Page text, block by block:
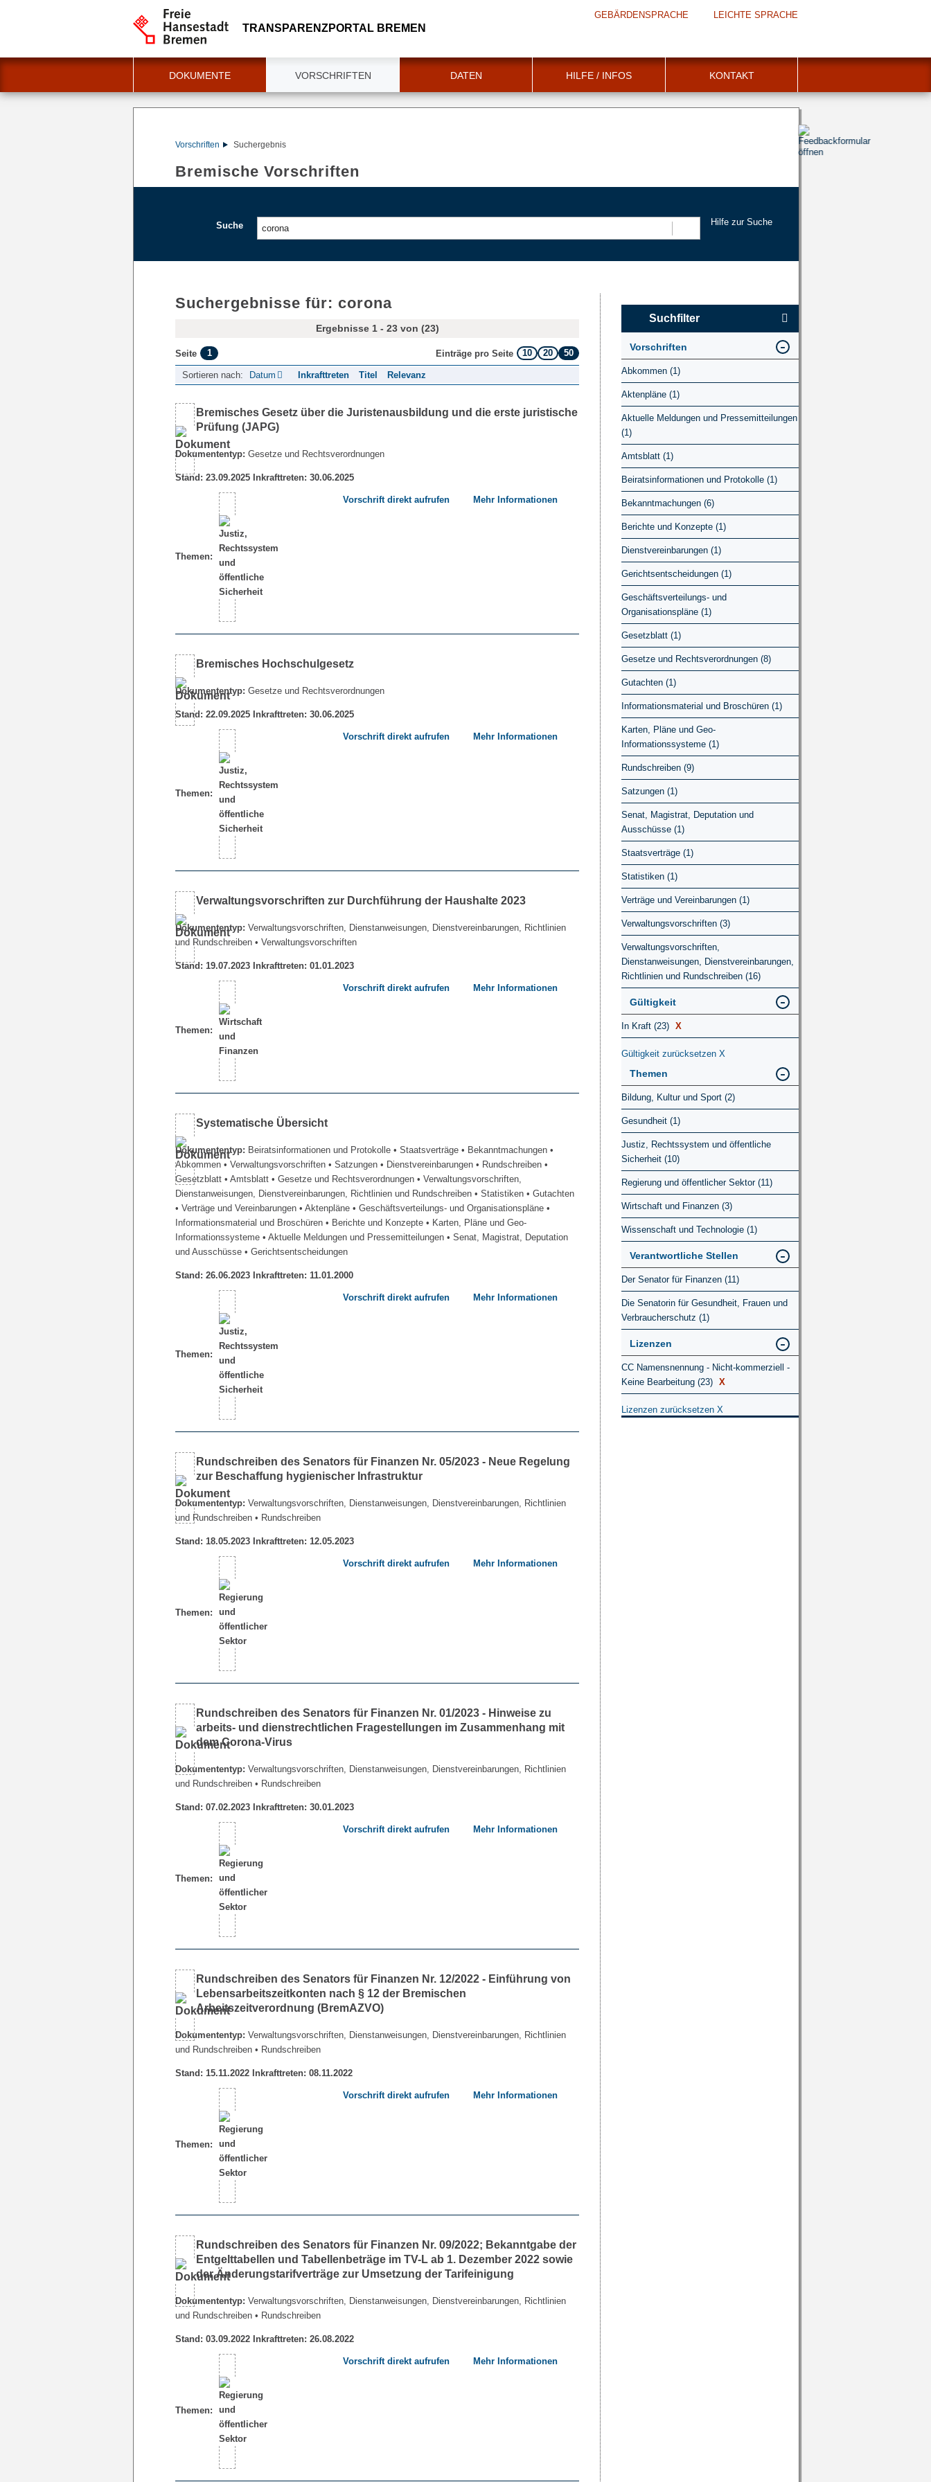
TRANSPARENZPORTAL BREMEN
GEBÄRDENSPRACHE LEICHTE SPRACHE
DOKUMENTE VORSCHRIFTEN DATEN HILFE / INFOS KONTAKT
Vorschriften Suchergebnis
Bremische Vorschriften
Suche
Hilfe zur Suche
Suchergebnisse für: corona
Ergebnisse 1 - 23 von (23)
Seite 1 Einträge pro Seite 10 20 50
Sortieren nach: Datum Inkrafttreten Titel Relevanz
Bremisches Gesetz über die Juristenausbildung und die erste juristische
Prüfung (JAPG)
Dokumententyp: Gesetze und Rechtsverordnungen
Stand: 23.09.2025 Inkrafttreten: 30.06.2025
Themen:
Vorschrift direkt aufrufen Mehr Informationen
Bremisches Hochschulgesetz
Dokumententyp: Gesetze und Rechtsverordnungen
Stand: 22.09.2025 Inkrafttreten: 30.06.2025
Themen:
Vorschrift direkt aufrufen Mehr Informationen
Verwaltungsvorschriften zur Durchführung der Haushalte 2023
Dokumententyp: Verwaltungsvorschriften, Dienstanweisungen, Dienstvereinbarungen, Richtlinien
und Rundschreiben • Verwaltungsvorschriften
Stand: 19.07.2023 Inkrafttreten: 01.01.2023
Themen:
Vorschrift direkt aufrufen Mehr Informationen
Systematische Übersicht
Dokumententyp: Beiratsinformationen und Protokolle • Staatsverträge • Bekanntmachungen •
Abkommen • Verwaltungsvorschriften • Satzungen • Dienstvereinbarungen • Rundschreiben •
Gesetzblatt • Amtsblatt • Gesetze und Rechtsverordnungen • Verwaltungsvorschriften,
Dienstanweisungen, Dienstvereinbarungen, Richtlinien und Rundschreiben • Statistiken • Gutachten
• Verträge und Vereinbarungen • Aktenpläne • Geschäftsverteilungs- und Organisationspläne •
Informationsmaterial und Broschüren • Berichte und Konzepte • Karten, Pläne und Geo-
Informationssysteme • Aktuelle Meldungen und Pressemitteilungen • Senat, Magistrat, Deputation
und Ausschüsse • Gerichtsentscheidungen
Stand: 26.06.2023 Inkrafttreten: 11.01.2000
Themen:
Vorschrift direkt aufrufen Mehr Informationen
Rundschreiben des Senators für Finanzen Nr. 05/2023 - Neue Regelung
zur Beschaffung hygienischer Infrastruktur
Dokumententyp: Verwaltungsvorschriften, Dienstanweisungen, Dienstvereinbarungen, Richtlinien
und Rundschreiben • Rundschreiben
Stand: 18.05.2023 Inkrafttreten: 12.05.2023
Themen:
Vorschrift direkt aufrufen Mehr Informationen
Rundschreiben des Senators für Finanzen Nr. 01/2023 - Hinweise zu
arbeits- und dienstrechtlichen Fragestellungen im Zusammenhang mit
dem Corona-Virus
Dokumententyp: Verwaltungsvorschriften, Dienstanweisungen, Dienstvereinbarungen, Richtlinien
und Rundschreiben • Rundschreiben
Stand: 07.02.2023 Inkrafttreten: 30.01.2023
Themen:
Vorschrift direkt aufrufen Mehr Informationen
Rundschreiben des Senators für Finanzen Nr. 12/2022 - Einführung von
Lebensarbeitszeitkonten nach § 12 der Bremischen
Arbeitszeitverordnung (BremAZVO)
Dokumententyp: Verwaltungsvorschriften, Dienstanweisungen, Dienstvereinbarungen, Richtlinien
und Rundschreiben • Rundschreiben
Stand: 15.11.2022 Inkrafttreten: 08.11.2022
Themen:
Vorschrift direkt aufrufen Mehr Informationen
Rundschreiben des Senators für Finanzen Nr. 09/2022; Bekanntgabe der
Entgelttabellen und Tabellenbeträge im TV-L ab 1. Dezember 2022 sowie
der Änderungstarifverträge zur Umsetzung der Tarifeinigung
Dokumententyp: Verwaltungsvorschriften, Dienstanweisungen, Dienstvereinbarungen, Richtlinien
und Rundschreiben • Rundschreiben
Stand: 03.09.2022 Inkrafttreten: 26.08.2022
Themen:
Vorschrift direkt aufrufen Mehr Informationen
Suchfilter
Vorschriften
Abkommen (1)
Aktenpläne (1)
Aktuelle Meldungen und Pressemitteilungen
(1)
Amtsblatt (1)
Beiratsinformationen und Protokolle (1)
Bekanntmachungen (6)
Berichte und Konzepte (1)
Dienstvereinbarungen (1)
Gerichtsentscheidungen (1)
Geschäftsverteilungs- und
Organisationspläne (1)
Gesetzblatt (1)
Gesetze und Rechtsverordnungen (8)
Gutachten (1)
Informationsmaterial und Broschüren (1)
Karten, Pläne und Geo-
Informationssysteme (1)
Rundschreiben (9)
Satzungen (1)
Senat, Magistrat, Deputation und
Ausschüsse (1)
Staatsverträge (1)
Statistiken (1)
Verträge und Vereinbarungen (1)
Verwaltungsvorschriften (3)
Verwaltungsvorschriften,
Dienstanweisungen, Dienstvereinbarungen,
Richtlinien und Rundschreiben (16)
Gültigkeit
In Kraft (23) X
Gültigkeit zurücksetzen X
Themen
Bildung, Kultur und Sport (2)
Gesundheit (1)
Justiz, Rechtssystem und öffentliche
Sicherheit (10)
Regierung und öffentlicher Sektor (11)
Wirtschaft und Finanzen (3)
Wissenschaft und Technologie (1)
Verantwortliche Stellen
Der Senator für Finanzen (11)
Die Senatorin für Gesundheit, Frauen und
Verbraucherschutz (1)
Lizenzen
CC Namensnennung - Nicht-kommerziell -
Keine Bearbeitung (23) X
Lizenzen zurücksetzen X